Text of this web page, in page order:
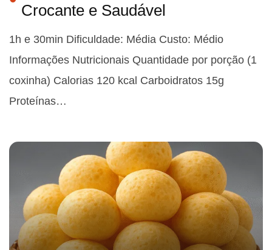
Crocante e Saudável
1h e 30min Dificuldade: Média Custo: Médio
Informações Nutricionais Quantidade por porção (1
coxinha) Calorias 120 kcal Carboidratos 15g
Proteínas…